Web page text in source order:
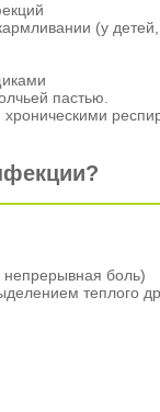
(у
пастью.
непрерывная боль)
теплого